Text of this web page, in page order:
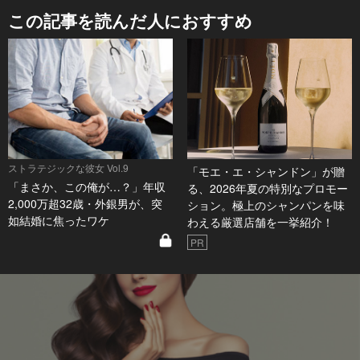
この記事を読んだ人におすすめ
ストラテジックな彼女 Vol.9
「まさか、この俺が…？」年収
2,000万超32歳・外銀男が、突
如結婚に焦ったワケ
「モエ・エ・シャンドン」が贈
る、2026年夏の特別なプロモー
ション。極上のシャンパンを味
わえる厳選店舗を一挙紹介！
PR